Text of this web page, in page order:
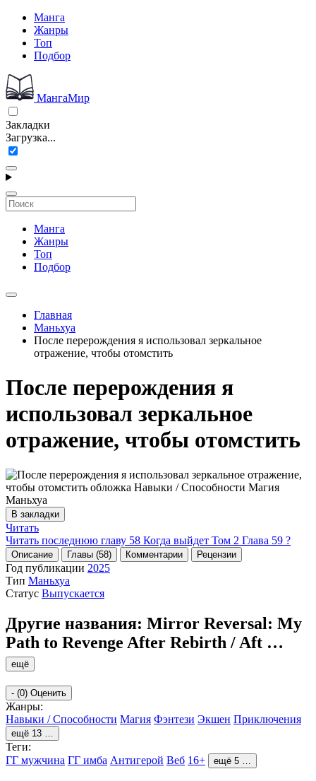
Манга
Жанры
Топ
Подбор
МангаМир
Закладки
Загрузка...
Манга
Жанры
Топ
Подбор
Главная
Маньхуа
После перерождения я использовал зеркальное
отражение, чтобы отомстить
После перерождения я
использовал зеркальное
отражение, чтобы отомстить
В закладки
Читать
Читать последнюю главу 58 Когда выйдет Том 2 Глава 59 ?
Описание Главы (58) Комментарии Рецензии
Год публикации 2025
Тип Маньхуа
Статус Выпускается
Другие названия: Mirror Reversal: My
Path to Revenge After Rebirth / Aft …
ещё
- (0) Оценить
Жанры:
Навыки / Способности Магия Фэнтези Экшен Приключения
ещё 13 …
Теги:
ГГ мужчина ГГ имба Антигерой Веб 16+ ещё 5 …